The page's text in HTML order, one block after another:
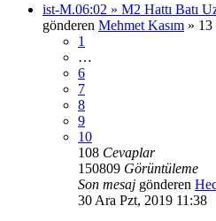
ist-M.06:02 » M2 Hattı Batı
gönderen Mehmet Kasım » 13
1
…
6
7
8
9
10
108 Cevaplar
150809 Görüntüleme
Son mesaj gönderen
30 Ara Pzt, 2019 11:38